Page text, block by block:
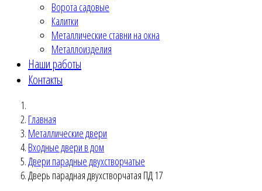
Ворота садовые
Калитки
Металлические ставни на окна
Металлоизделия
Наши работы
Контакты
Главная
Металлические двери
Входные двери в дом
Двери парадные двухстворчатые
Дверь парадная двухстворчатая ПД 17